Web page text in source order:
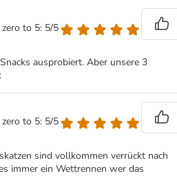
to 5: 5/5
ausprobiert. Aber unsere 3
to 5: 5/5
sind vollkommen verrückt nach
immer ein Wettrennen wer das